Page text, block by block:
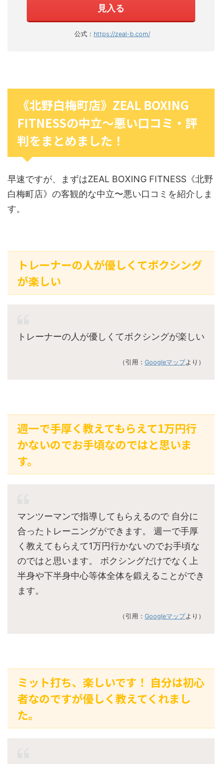
見入る
公式： https://zeal-b.com/
《北野白梅町店》ZEAL BOXING
FITNESSの中立〜悪い口コミ・評
判をまとめました！
早速ですが、まずはZEAL BOXING FITNESS《北野
白梅町店》の客観的な中立〜悪い口コミを紹介しま
す。
トレーナーの人が優しくてボクシング
が楽しい
トレーナーの人が優しくてボクシングが楽しい
（引用： Googleマップより）
週一で手厚く教えてもらえて1万円行
かないのでお手頃なのではと思いま
す。
マンツーマンで指導してもらえるので 自分に
合ったトレーニングができます。 週一で手厚
く教えてもらえて1万円行かないのでお手頃な
のではと思います。 ボクシングだけでなく上
半身や下半身中心等体全体を鍛えることができ
ます。
（引用： Googleマップより）
ミット打ち、楽しいです！ 自分は初心
者なのですが優しく教えてくれまし
た。